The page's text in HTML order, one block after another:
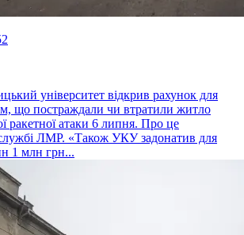
університет відкрив рахунок для
що постраждали чи втратили житло
ракетної атаки 6 липня. Про це
ЛМР. «Також УКУ задонатив для
1 млн грн...